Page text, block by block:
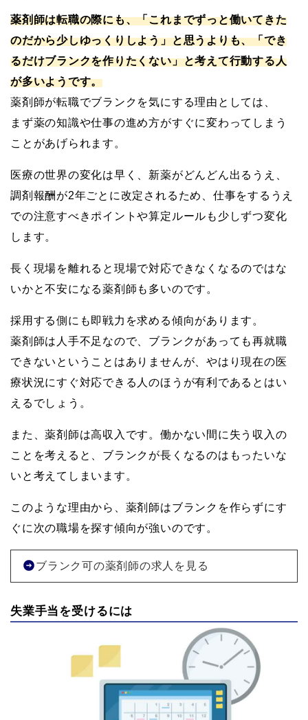
薬剤師は転職の際にも、「これまでずっと働いてきた
のだから少しゆっくりしよう」と思うよりも、「でき
るだけブランクを作りたくない」と考えて行動する人
が多いようです。
薬剤師が転職でブランクを気にする理由としては、
まず薬の知識や仕事の進め方がすぐに変わってしまう
ことがあげられます。
医療の世界の変化は早く、新薬がどんどん出るうえ、
調剤報酬が2年ごとに改定されるため、仕事をするうえ
での注意すべきポイントや算定ルールも少しずつ変化
します。
長く現場を離れると現場で対応できなくなるのではな
いかと不安になる薬剤師も多いのです。
採用する側にも即戦力を求める傾向があります。
薬剤師は人手不足なので、ブランクがあっても再就職
できないということはありませんが、やはり現在の医
療状況にすぐ対応できる人のほうが有利であるとはい
えるでしょう。
また、薬剤師は高収入です。働かない間に失う収入の
ことを考えると、ブランクが長くなるのはもったいな
いと考えてしまいます。
このような理由から、薬剤師はブランクを作らずにす
ぐに次の職場を探す傾向が強いのです。
ブランク可の薬剤師の求人を見る
失業手当を受けるには